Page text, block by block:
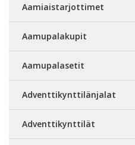
Aamiaistarjottimet
Aamupalakupit
Aamupalasetit
Adventtikynttilänjalat
Adventtikynttilät